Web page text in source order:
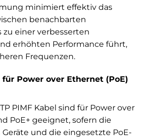
minimiert effektiv das
benachbarten
zu einer verbesserten
erhöhten Performance führt,
Frequenzen.
Power over Ethernet (PoE)
PIMF Kabel sind für Power over
PoE+ geeignet, sofern die
und die eingesetzte PoE-